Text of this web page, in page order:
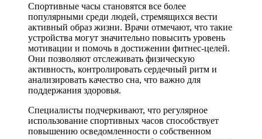
Спортивные часы становятся все более
популярными среди людей, стремящихся вести
активный образ жизни. Врачи отмечают, что такие
устройства могут значительно повысить уровень
мотивации и помочь в достижении фитнес-целей.
Они позволяют отслеживать физическую
активность, контролировать сердечный ритм и
анализировать качество сна, что важно для
поддержания здоровья.
Специалисты подчеркивают, что регулярное
использование спортивных часов способствует
повышению осведомленности о собственном